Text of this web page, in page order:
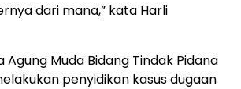
dari mana,” kata Harli
Muda Bidang Tindak Pidana
penyidikan kasus dugaan